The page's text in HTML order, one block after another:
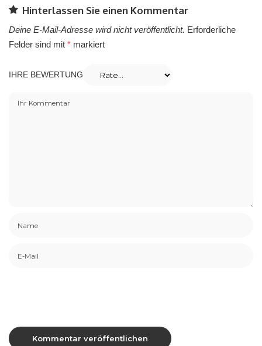
Hinterlassen Sie einen Kommentar
Deine E-Mail-Adresse wird nicht veröffentlicht. Erforderliche
Felder sind mit * markiert
IHRE BEWERTUNG